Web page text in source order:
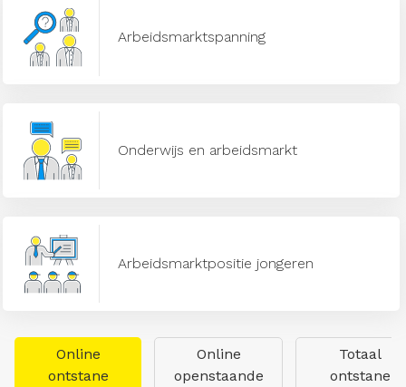
Arbeidsmarktspanning
Onderwijs en arbeidsmarkt
Arbeidsmarktpositie jongeren
Online
ontstane
Online
openstaande
Totaal
ontstane